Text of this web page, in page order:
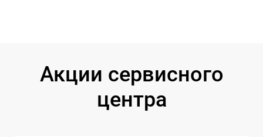
Акции сервисного
центра